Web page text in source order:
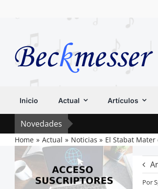
Inicio Actual Artículos
Novedades
Home Actual Noticias El Stabat
Por